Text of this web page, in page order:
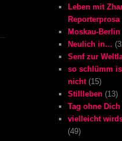
Leben mit
Reporterprosa
Moskau-Berlin
Neulich in…
Senf zur
so schlümm
nicht(15)
Stillleben (13)
Tag ohne Dich
vielleicht
(49)